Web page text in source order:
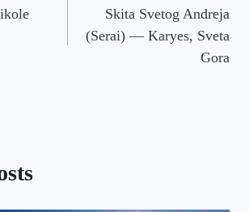
Skita Svetog Andreja
(Serai) — Karyes, Sveta
Gora